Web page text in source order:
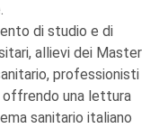
di studio e di
allievi dei Master
professionisti
una lettura
sanitario italiano